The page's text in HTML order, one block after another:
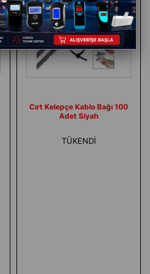
TÜKENDI
Cırt Kelepçe Kablo Bağı 100
Adet Siyah